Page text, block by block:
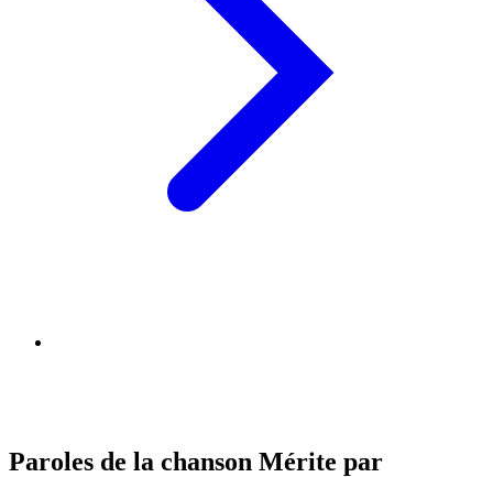
Paroles de la chanson Mérite par